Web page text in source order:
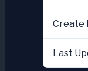
Create
Last